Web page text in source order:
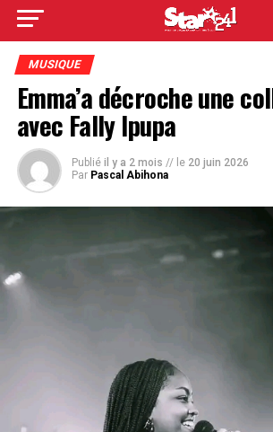
MUSIQUE
Emma’a décroche une
avec Fally Ipupa
Publié il y a 2 mois // le 20 juin 2026
Par Pascal Abihona